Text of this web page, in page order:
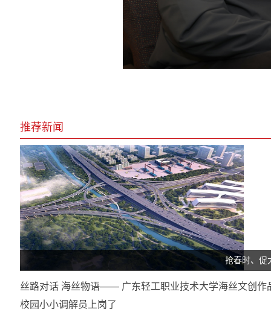
推荐新闻
抢春时、促
丝路对话 海丝物语—— 广东轻工职业技术大学海丝文创作
校园小小调解员上岗了